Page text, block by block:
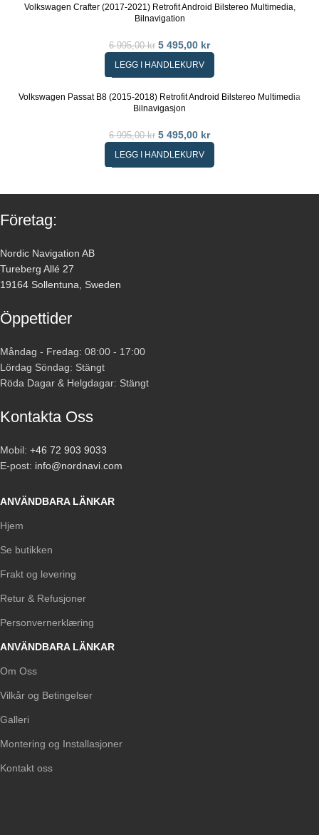
Volkswagen Crafter (2017-2021) Retrofit Android Bilstereo Multimedia,
Bilnavigation
6 995,00kr 5 495,00 kr
LEGG I HANDLEKURV
Volkswagen Passat B8 (2015-2018) Retrofit Android Bilstereo Multimedia
Bilnavigasjon
6 995,00kr 5 495,00 kr
LEGG I HANDLEKURV
Företag:
Nordic Navigation AB
Tureberg Allé 27
19164 Sollentuna, Sweden
Öppettider
Måndag - Fredag: 08:00 - 17:00
Lördag Söndag: Stängt
Röda Dagar & Helgdagar: Stängt
Kontakta Oss
Mobil: +46 72 903 9033
E-post: info@nordnavi.com
ANVÄNDBARA LÄNKAR
Hjem
Se butikken
Frakt og levering
Retur & Refusjoner
Personvernerklæring
ANVÄNDBARA LÄNKAR
Om Oss
Vilkår og Betingelser
Galleri
Montering og Installasjoner
Kontakt oss